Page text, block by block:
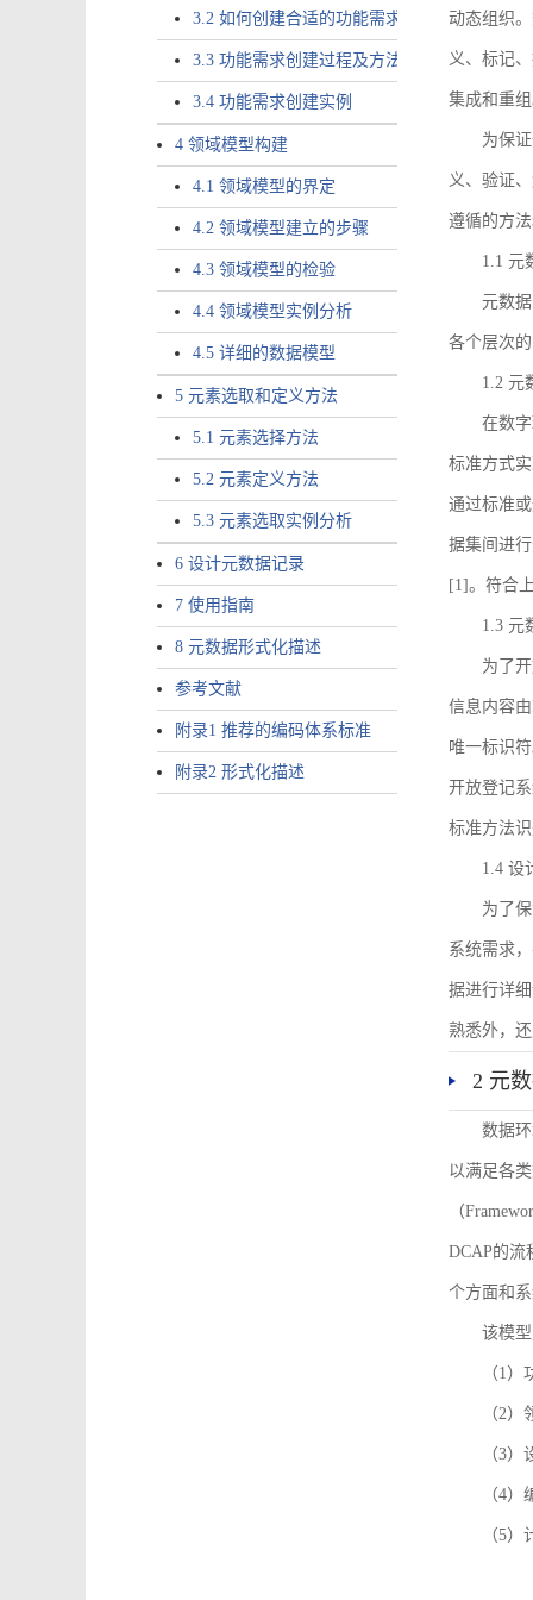
3.2 如何创建合适的功能需求
3.3 功能需求创建过程及方法
3.4 功能需求创建实例
4 领域模型构建
4.1 领域模型的界定
4.2 领域模型建立的步骤
4.3 领域模型的检验
4.4 领域模型实例分析
4.5 详细的数据模型
5 元素选取和定义方法
5.1 元素选择方法
5.2 元素定义方法
5.3 元素选取实例分析
6 设计元数据记录
7 使用指南
8 元数据形式化描述
参考文献
附录1 推荐的编码体系标准
附录2 形式化描述
动态组织
义、标记
集成和重
为保
义、验证
遵循的方
1.1 元
元数
各个层次
1.2 元
在数
标准方式
通过标准
据集间进
[1]。符合
1.3 元
为了
信息内容
唯一标识
开放登记
标准方法
1.4 设
为了
系统需求
据进行详
熟悉外，
2 元
数据
以满足各
（
DCAP的流
个方面和
该模
（1
（2
（3
（4
（5